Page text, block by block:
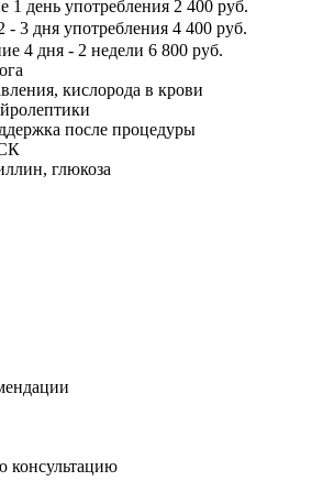
1 день употребления 2 400 руб.
- 3 дня употребления 4 400 руб.
4 дня - 2 недели 6 800 руб.
кислорода в крови
после процедуры
глюкоза
консультацию